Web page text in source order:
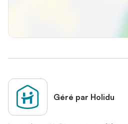
Géré par Holidu